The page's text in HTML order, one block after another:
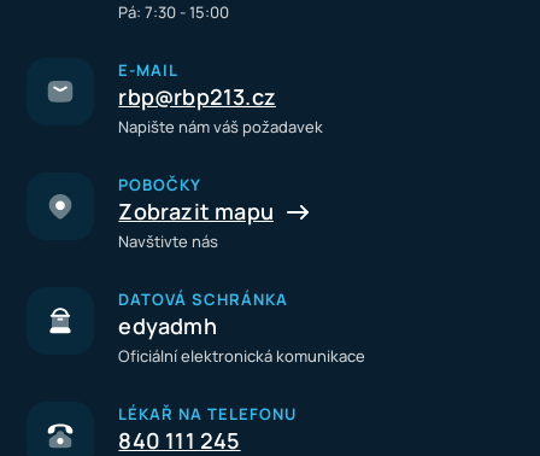
Pá: 7:30 - 15:00
E-MAIL
rbp@rbp213.cz
Napište nám váš požadavek
POBOČKY
Zobrazit mapu
Navštivte nás
DATOVÁ SCHRÁNKA
edyadmh
Oficiální elektronická komunikace
LÉKAŘ NA TELEFONU
840 111 245